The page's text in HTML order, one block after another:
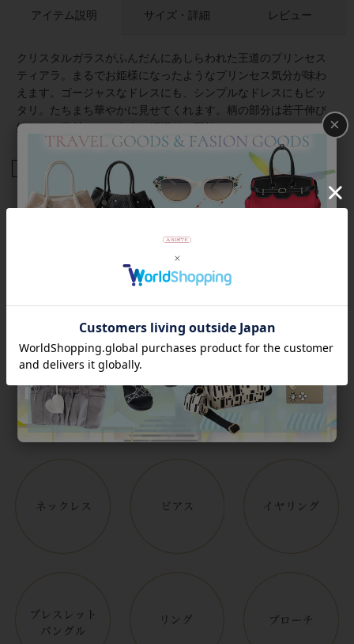
アイテム説明
クリスタルガラスがふんだんにあしらわれた王道のプリンセス
ティアラ。まるでお姫様になったようなプリンセス気分が味わ
えます。ゴージャスなドレスにも、シンプルなドレスにもピッ
タリ。たちまち華やかに見せてくれます。柄の部分は若干伸び
縮みする素材のため多少の幅調整は可能です。
サイズ・詳細 レビュー
商品番号 2137503
Category
アイテムカテゴリー
×